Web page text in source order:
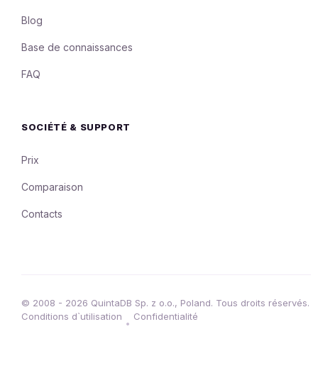
Blog
Base de connaissances
FAQ
SOCIÉTÉ & SUPPORT
Prix
Comparaison
Contacts
© 2008 - 2026 QuintaDB Sp. z o.o., Poland. Tous droits réservés.
Conditions d`utilisation
•
Confidentialité